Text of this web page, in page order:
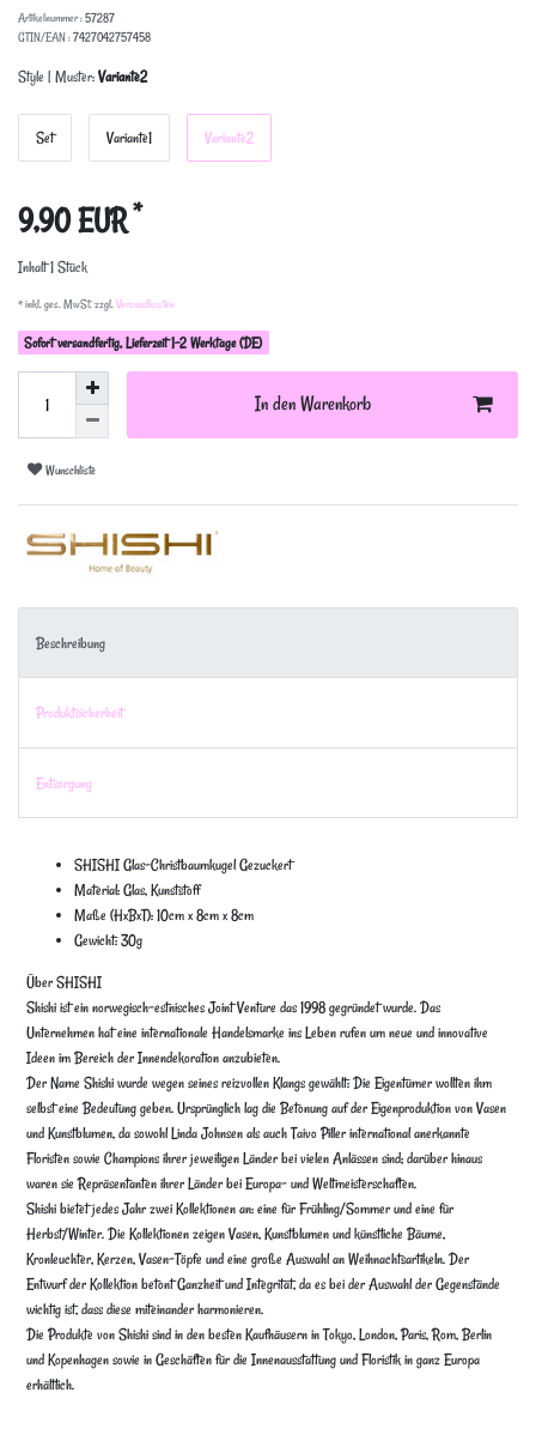
Artikelnummer :57287
GTIN/EAN :7427042757458
Style | Muster:Variante2
Set Variante1 Variante2
9,90 EUR*
Inhalt1Stück
* inkl. ges. MwSt. zzgl.Versandkosten
Sofort versandfertig, Lieferzeit 1-2 Werktage (DE)
In den Warenkorb
Wunschliste
Beschreibung
Produktsicherheit
Entsorgung
SHISHI Glas-Christbaumkugel Gezuckert
Material: Glas, Kunststoff
Maße (HxBxT): 10cm x 8cm x 8cm
Gewicht: 30g
Über SHISHI
Shishi ist ein norwegisch-estnisches Joint Venture das 1998 gegründet wurde. Das
Unternehmen hat eine internationale Handelsmarke ins Leben rufen um neue und innovative
Ideen im Bereich der Innendekoration anzubieten.
Der Name Shishi wurde wegen seines reizvollen Klangs gewählt: Die Eigentümer wollten ihm
selbst eine Bedeutung geben. Ursprünglich lag die Betonung auf der Eigenproduktion von Vasen
und Kunstblumen, da sowohl Linda Johnsen als auch Taivo Piller international anerkannte
Floristen sowie Champions ihrer jeweiligen Länder bei vielen Anlässen sind; darüber hinaus
waren sie Repräsentanten ihrer Länder bei Europa- und Weltmeisterschaften.
Shishi bietet jedes Jahr zwei Kollektionen an: eine für Frühling/Sommer und eine für
Herbst/Winter. Die Kollektionen zeigen Vasen, Kunstblumen und künstliche Bäume,
Kronleuchter, Kerzen, Vasen-Töpfe und eine große Auswahl an Weihnachtsartikeln. Der
Entwurf der Kollektion betont Ganzheit und Integrität, da es bei der Auswahl der Gegenstände
wichtig ist, dass diese miteinander harmonieren.
Die Produkte von Shishi sind in den besten Kaufhäusern in Tokyo, London, Paris, Rom, Berlin
und Kopenhagen sowie in Geschäften für die Innenausstattung und Floristik in ganz Europa
erhältlich.